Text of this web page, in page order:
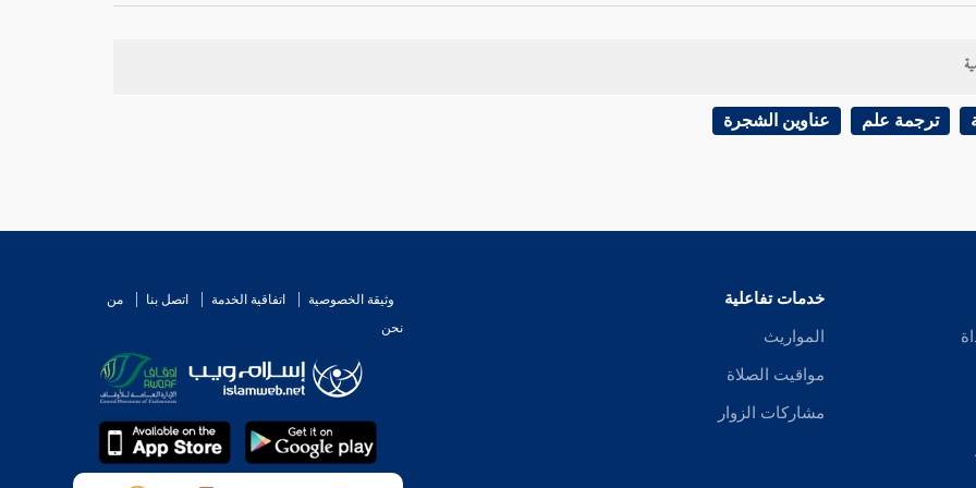
ترجمة علم عناوين الشجرة
خدمات تفاعلية
المواريث
مواقيت الصلاة
مشاركات الزوار
وثيقة الخصوصية اتفاقية الخدمة اتصل بنا
من
نحن